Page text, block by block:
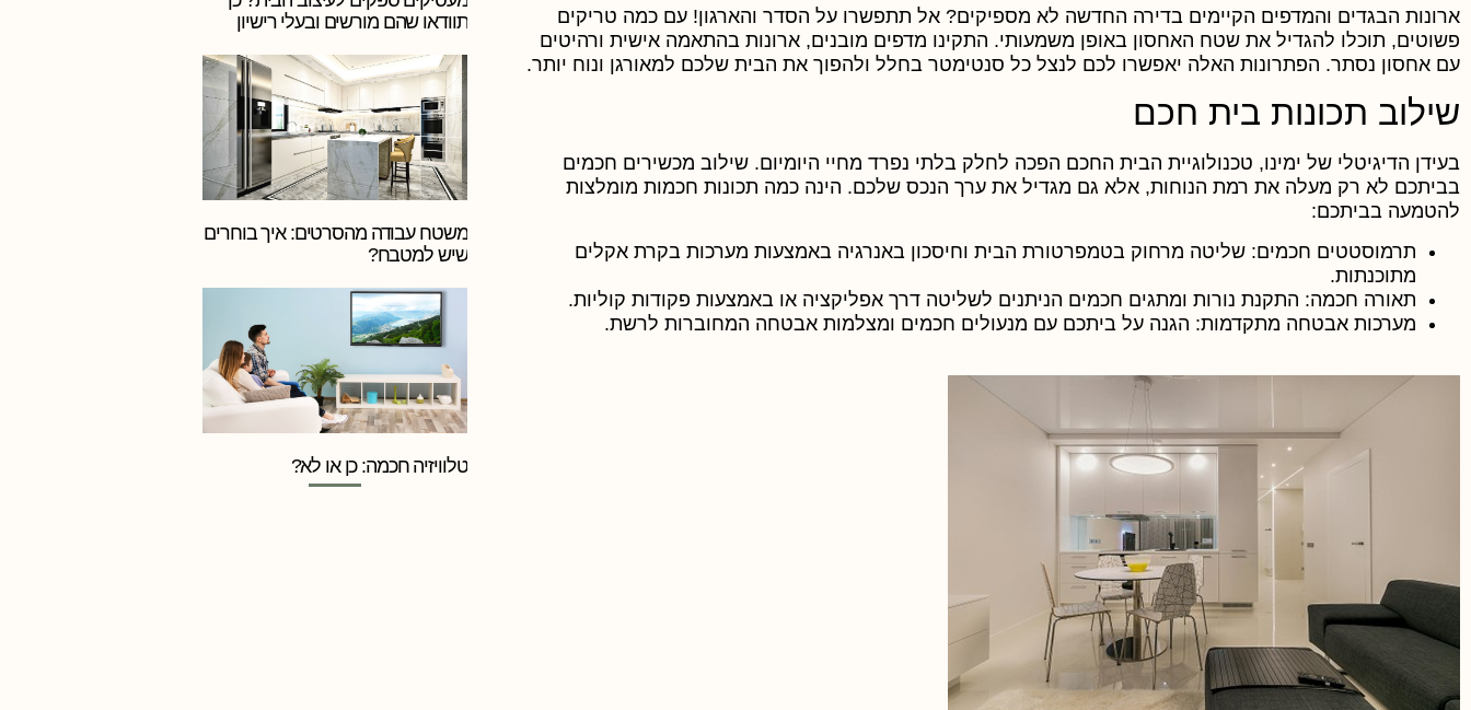
ארונות הבגדים והמדפים הקיימים בדירה החדשה לא מספיקים? אל תתפשרו על הסדר והארגון! עם כמה טריקים
פשוטים, תוכלו להגדיל את שטח האחסון באופן משמעותי. התקינו מדפים מובנים, ארונות בהתאמה אישית ורהיטים
עם אחסון נסתר. הפתרונות האלה יאפשרו לכם לנצל כל סנטימטר בחלל ולהפוך את הבית שלכם למאורגן ונוח יותר.
שילוב תכונות בית חכם
בעידן הדיגיטלי של ימינו, טכנולוגיית הבית החכם הפכה לחלק בלתי נפרד מחיי היומיום. שילוב מכשירים חכמים
בביתכם לא רק מעלה את רמת הנוחות, אלא גם מגדיל את ערך הנכס שלכם. הינה כמה תכונות חכמות מומלצות
להטמעה בביתכם:
תרמוסטטים חכמים: שליטה מרחוק בטמפרטורת הבית וחיסכון באנרגיה באמצעות מערכות בקרת אקלים
מתוכנתות.
תאורה חכמה: התקנת נורות ומתגים חכמים הניתנים לשליטה דרך אפליקציה או באמצעות פקודות קוליות.
מערכות אבטחה מתקדמות: הגנה על ביתכם עם מנעולים חכמים ומצלמות אבטחה המחוברות לרשת.
תוודאו שהם מורשים ובעלי רישיון
משטח עבודה מהסרטים: איך בוחרים
שיש למטבח?
טלוויזיה חכמה: כן או לא?